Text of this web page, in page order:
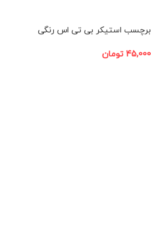
برچسب استیکر بی تی اس رنگی
45,000 تومان